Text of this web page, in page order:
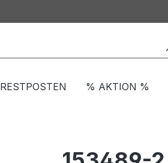
RESTPOSTEN % AKTION %